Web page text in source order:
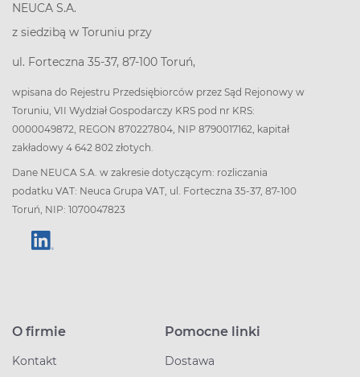
NEUCA S.A.
z siedzibą w Toruniu przy
ul. Forteczna 35-37, 87-100 Toruń,
wpisana do Rejestru Przedsiębiorców przez Sąd Rejonowy w
Toruniu, VII Wydział Gospodarczy KRS pod nr KRS:
0000049872, REGON 870227804, NIP 8790017162, kapitał
zakładowy 4 642 802 złotych.
Dane NEUCA S.A. w zakresie dotyczącym: rozliczania
podatku VAT: Neuca Grupa VAT, ul. Forteczna 35-37, 87-100
Toruń, NIP: 1070047823
O firmie
Kontakt
Pomocne linki
Dostawa